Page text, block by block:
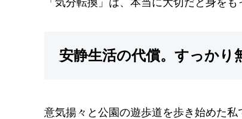
「気分転換」は、本当に大切だと身をも
安静生活の代償。すっかり
意気揚々と公園の遊歩道を歩き始めた